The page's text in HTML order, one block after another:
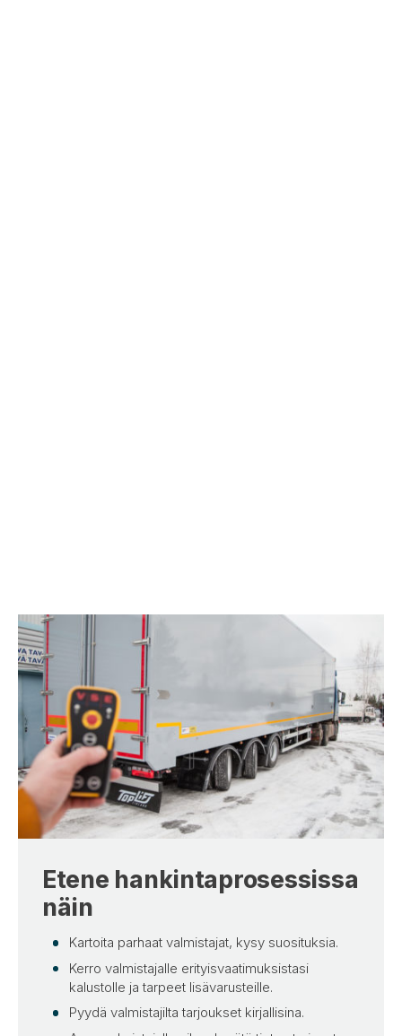
Etene hankintaprosessissa
näin
Kartoita parhaat valmistajat, kysy suosituksia.
Kerro valmistajalle erityisvaatimuksistasi
kalustolle ja tarpeet lisävarusteille.
Pyydä valmistajilta tarjoukset kirjallisina.